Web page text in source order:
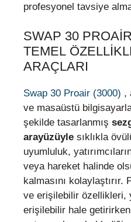
profesyonel tavsiye
SWAP 30
TEMEL
ARAÇLARI
Swap 30 Proair (3000) ,
ve masaüstü
şekilde tasarlanmış
arayüzüyle sıklıkla
uyumluluk,
veya hareket halinde
kalmasını
ve erişilebilir özellikleri,
erişilebilir hale